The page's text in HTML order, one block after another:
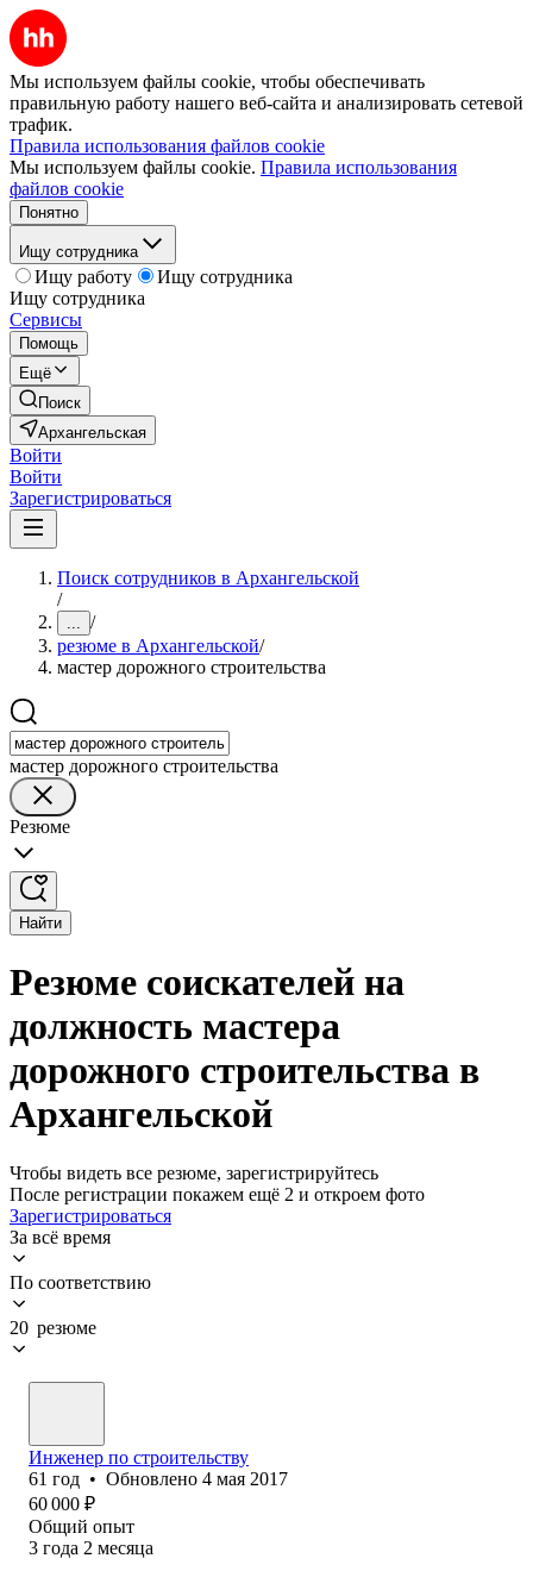
Мы используем файлы cookie, чтобы обеспечивать
правильную работу нашего веб-сайта и анализировать сетевой
трафик.
Правила использования файлов cookie
Мы используем файлы cookie. Правила использования
файлов cookie
Понятно
Ищу сотрудника
Ищу работу
Ищу сотрудника
Ищу сотрудника
Сервисы
Помощь
Ещё
Поиск
Архангельская
Войти
Войти
Зарегистрироваться
Поиск сотрудников в Архангельской
/
... /
резюме в Архангельской/
мастер дорожного строительства
мастер дорожного строительства
Резюме
Найти
Резюме соискателей на
должность мастера
дорожного строительства в
Архангельской
Чтобы видеть все резюме, зарегистрируйтесь
После регистрации покажем ещё 2 и откроем фото
Зарегистрироваться
За всё время
По соответствию
20 резюме
Инженер по строительству
61 год • Обновлено 4 мая 2017
60 000 ₽
Общий опыт
3 года 2 месяца